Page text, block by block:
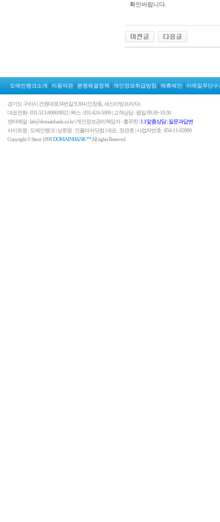
확인바랍니다.
도메인뱅크소개 이용약관 분쟁해결정책 개인정보취급방침 제휴제안 이메일무단수
경기도 구리시 건원대로34번길 9,304 (인창동, 세신리빙프라자)
대표전화 : 031-513-9900/9922 | 팩스 : 031-624-5909 | 고객상담 : 평일 09:30~18:30
센터메일 : lab@domainbank.co.kr | 개인정보관리책임자 : 홍주한 |1:1맟춤상담|질문과답변
사이트명 : 도메인뱅크 | 상호명 : 인플라자닷컴 | 대표 : 정관호 | 사업자번호 : 854-11-02890
Copyright © Since 1998DOMAINBANK™All rights Reserved.